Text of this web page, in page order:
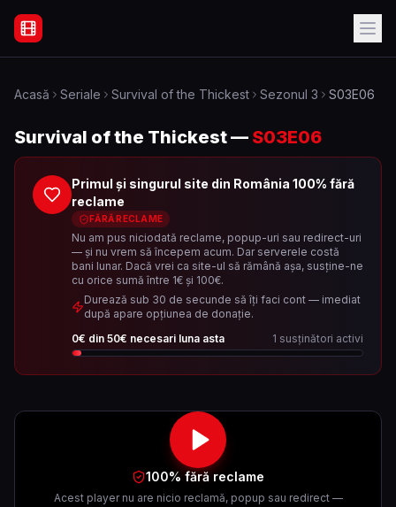
Filme Online Subtitrate - Acasă
Acasă Seriale Survival of the Thickest Sezonul 3 S03E06
Survival of the Thickest— S03E06
Primul și singurul site din România 100% fără
reclame
FĂRĂ RECLAME
Nu am pus niciodată reclame, popup-uri sau redirect-uri
— și nu vrem să începem acum. Dar serverele costă
bani lunar. Dacă vrei ca site-ul să rămână așa, susține-ne
cu orice sumă între 1€ și 100€.
Durează sub 30 de secunde să îți faci cont — imediat
după apare opțiunea de donație.
0€ din 50€ necesari luna asta 1 susținători activi
100% fără reclame
Acest player nu are nicio reclamă, popup sau redirect —